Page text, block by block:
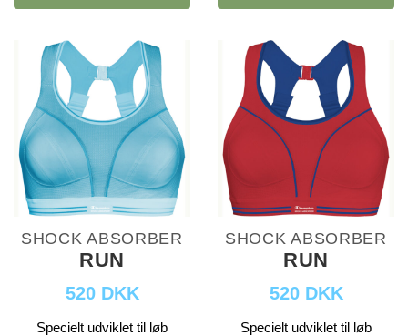
SHOCK ABSORBER
RUN
520 DKK
Specielt udviklet til løb
SHOCK ABSORBER
RUN
520 DKK
Specielt udviklet til løb